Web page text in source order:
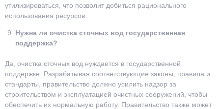
утилизироваться, что позволит добиться рационального
использования ресурсов.
Нужна ли очистка сточных вод государственная
поддержка?
Да, очистка сточных вод нуждается в государственной
поддержке. Разрабатывая соответствующие законы, правила и
стандарты, правительство должно усилить надзор за
строительством и эксплуатацией очистных сооружений, чтобы
обеспечить их нормальную работу. Правительство также может